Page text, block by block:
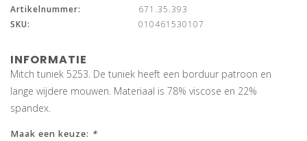
Artikelnummer:
671.35.393
SKU:
010461530107
INFORMATIE
Mitch tuniek 5253. De tuniek heeft een borduur patroon en
lange wijdere mouwen. Materiaal is 78% viscose en 22%
spandex.
Maak een keuze: *